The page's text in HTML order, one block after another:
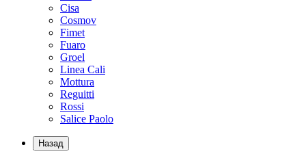
Cisa
Cosmov
Fimet
Fuaro
Groel
Linea Cali
Mottura
Reguitti
Rossi
Salice Paolo
Назад